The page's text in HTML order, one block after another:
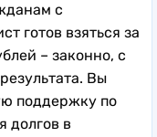
с
готов взяться за
– законно, с
Вы
поддержку по
долгов в